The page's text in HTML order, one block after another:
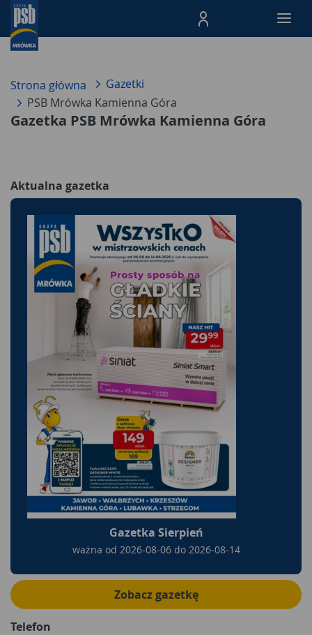
Menu Produktów,
Strona główna
Gazetki
PSB Mrówka Kamienna Góra
Gazetka PSB Mrówka Kamienna Góra
Aktualna gazetka
Gazetka Sierpień
ważna od 2026-08-06do 2026-08-14
Zobacz gazetkę
Telefon